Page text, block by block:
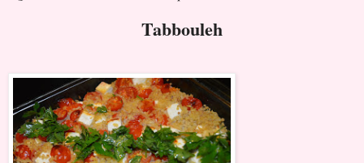
Tabbouleh